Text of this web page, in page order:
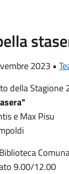
2023 •
della
e Max Pisu
9.00/12.00